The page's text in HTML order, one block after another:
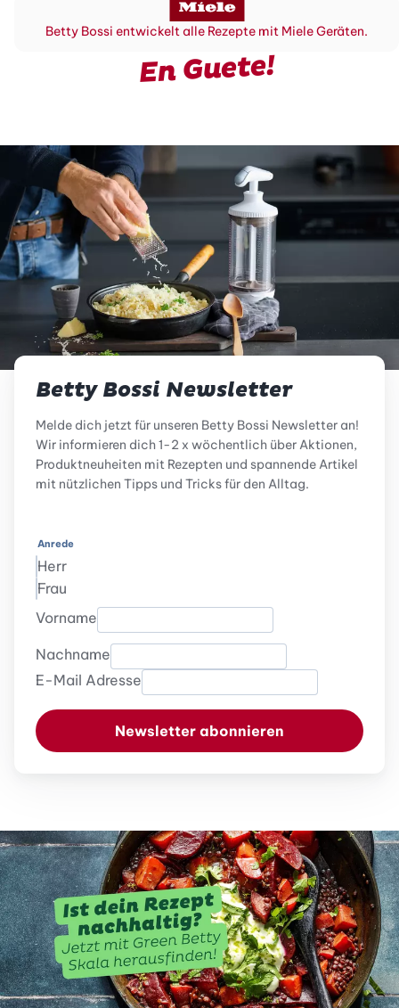
Betty Bossi entwickelt alle Rezepte mit Miele Geräten.
En Guete!
Betty Bossi Newsletter
Melde dich jetzt für unseren Betty Bossi Newsletter an!
Wir informieren dich 1-2 x wöchentlich über Aktionen,
Produktneuheiten mit Rezepten und spannende Artikel
mit nützlichen Tipps und Tricks für den Alltag.
Anrede
Herr
Frau
Vorname
Nachname
E-Mail Adresse
Newsletter abonnieren